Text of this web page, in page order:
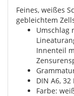
Feines, weißes
gebleichtem
Umschlag
Innenteil
DIN A6,
Farbe: